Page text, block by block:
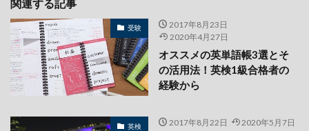
関連する記事
受験
2017年8月23日
2020年4月27日
オススメの英単語帳3選とそ
の活用法！英検1級合格者の
経験から
英検 2017年8月22日 2020年5月7日